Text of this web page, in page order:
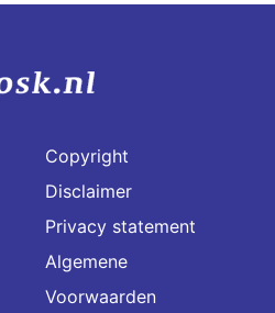
Copyright
Disclaimer
Privacy statement
Algemene
Voorwaarden